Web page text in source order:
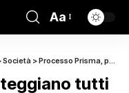
Aa
Società >Processo Prisma, patteggiano tutti gli ex dirigenti della Juventus: ecco le sanzioni per Agnelli, Nedved, Paratici e Arrivabene
tutti